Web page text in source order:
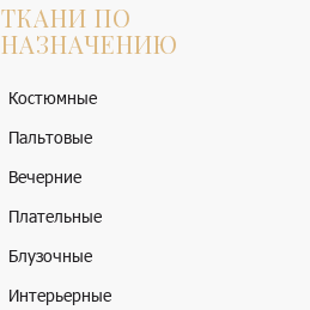
ТКАНИ ПО
НАЗНАЧЕНИЮ
Костюмные
Пальтовые
Вечерние
Плательные
Блузочные
Интерьерные